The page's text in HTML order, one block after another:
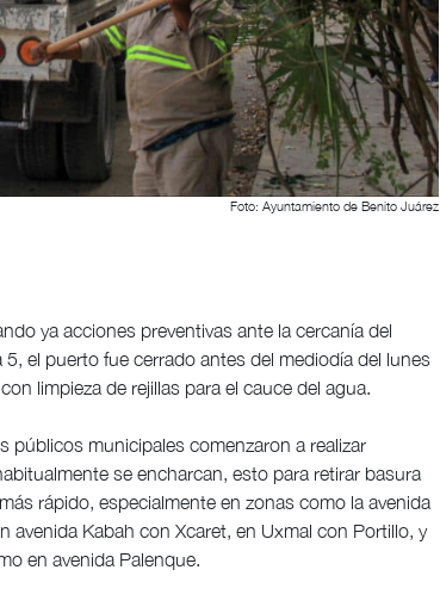
Foto: Ayuntamiento de Benito Juárez
ya acciones preventivas ante la cercanía del
el puerto fue cerrado antes del mediodía del lunes
limpieza de rejillas para el cauce del agua.
públicos municipales comenzaron a realizar
se encharcan, esto para retirar basura
rápido, especialmente en zonas como la avenida
avenida Kabah con Xcaret, en Uxmal con Portillo, y
en avenida Palenque.